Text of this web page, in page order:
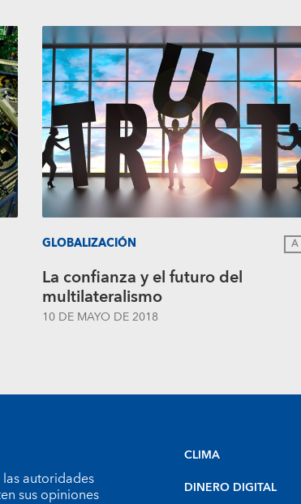
GLOBALIZACIÓN A
La confianza y el futuro del
multilateralismo
10 DE MAYO DE 2018
autoridades
sus opiniones
CLIMA
DINERO DIGITAL